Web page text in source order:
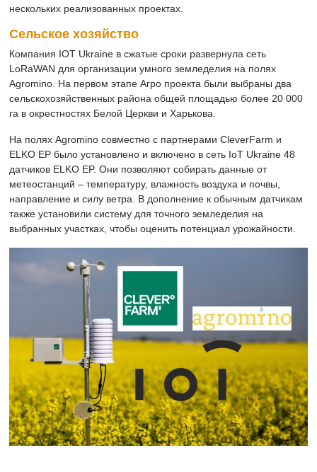
нескольких реализованных проектах.
Сельское хозяйство
Компания IOT Ukraine в сжатые сроки развернула сеть
LoRaWAN для организации умного земледелия на полях
Agromino. На первом этапе Агро проекта были выбраны два
сельскохозяйственных района общей площадью более 20 000
га в окрестностях Белой Церкви и Харькова.
На полях Agromino совместно с партнерами CleverFarm и
ELKO EP было установлено и включено в сеть IoT Ukraine 48
датчиков ELKO EP. Они позволяют собирать данные от
метеостанций – температуру, влажность воздуха и почвы,
направление и силу ветра. В дополнение к обычным датчикам
также установили систему для точного земледелия на
выбранных участках, чтобы оценить потенциал урожайности.